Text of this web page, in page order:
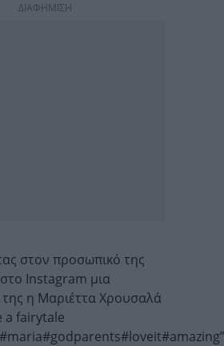
ΔΙΑΦΗΜΙΣΗ
στον προσωπικό της
Instagram μια
η Μαριέττα Χρουσαλά
a fairytale